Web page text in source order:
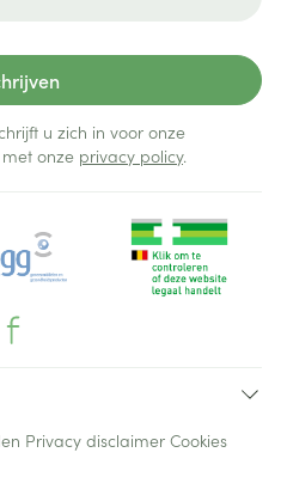
u zich in voor onze
onze privacy policy.
Privacy disclaimer Cookies